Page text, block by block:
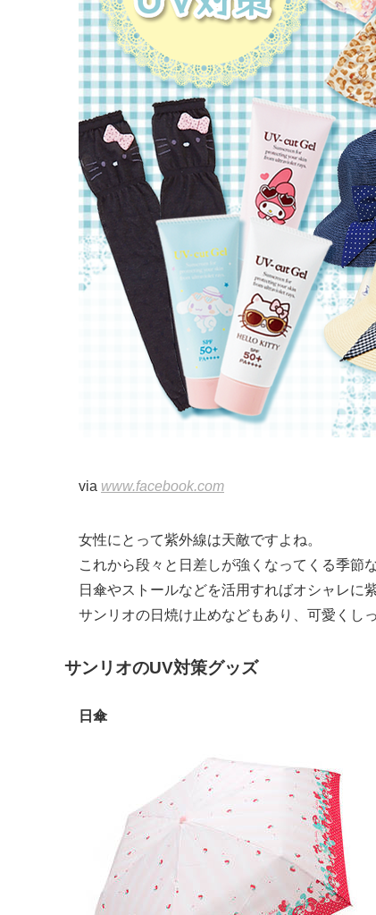
via www.facebook.com
女性にとって紫外線は天敵ですよね。
これから段々と日差しが強くなってくる季節
日傘やストールなどを活用すればオシャレに
サンリオの日焼け止めなどもあり、可愛くし
サンリオのUV対策グッズ
日傘